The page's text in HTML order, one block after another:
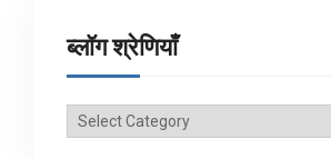
ब्लॉग श्रेणियाँ
ब्लॉग